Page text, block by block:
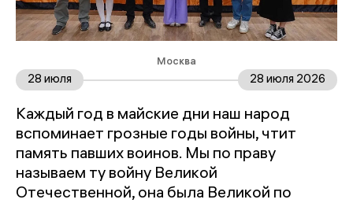
Москва
28 июля 28 июля 2026
Каждый год в майские дни наш народ
вспоминает грозные годы войны, чтит
память павших воинов. Мы по праву
называем ту войну Великой
Отечественной, она была Великой по